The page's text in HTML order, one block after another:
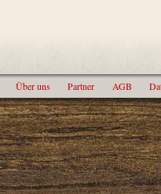
Über uns Partner AGB